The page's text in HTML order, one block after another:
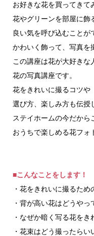
お好きな花を買ってきて
花やグリーンを部屋に飾
良い気を呼び込むことが
かわいく飾って、写真を
この講座は花が大好きな
花の写真講座です。
花をきれいに撮るコツや
選び方、楽しみ方も伝授
ステイホームの今だから
おうちで楽しめる花フォ
■こんなことをします！
・花をきれいに撮るため
・背が高い花はどうやっ
・なぜか暗く写る花をき
・花束はどう撮ったらい